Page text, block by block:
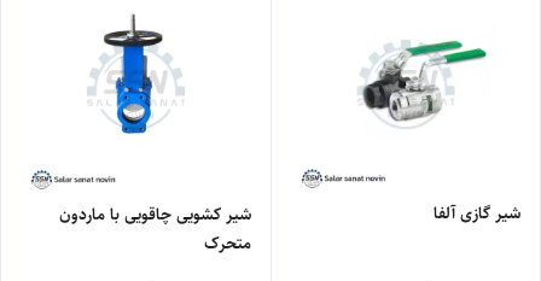
شیر گازی آلفا
شیر کشویی چاقویی با ماردون
متحرک